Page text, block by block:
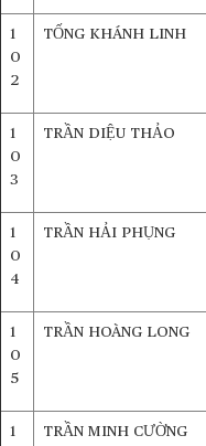
1
0
2
TỐNG KHÁNH LINH
1
0
3
TRẦN DIỆU THẢO
1
0
4
TRẦN HẢI PHỤNG
1
0
5
TRẦN HOÀNG LONG
1
TRẦN MINH CƯỜNG